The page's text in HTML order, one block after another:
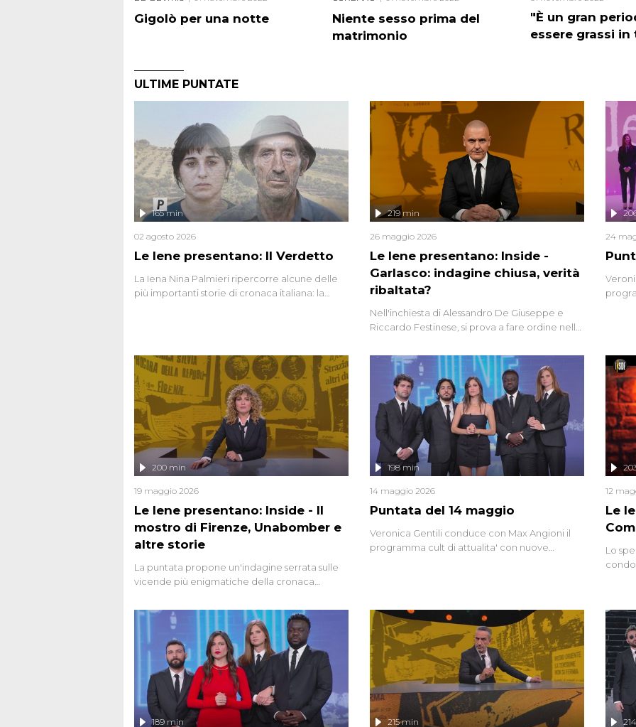
Gigolò per una notte
Niente sesso prima del
matrimonio
"È un gran
essere grassi in
ULTIME PUNTATE
Le Iene presentano: Il Verdetto
165 min
02 agosto 2026
La Iena Nina Palmieri ripercorre alcune delle
più importanti storie di cronaca italiana: la
Le Iene presentano: Inside -
Garlasco: indagine chiusa, verità
ribaltata?
219 min
26 maggio 2026
Nell'inchiesta di Alessandro De Giuseppe e
Riccardo Festinese, si prova a fare ordine nella
continuano a emergere attorno a una delle
vicende giudiziarie più discusse degli ultimi
anni. Lo speciale ricostruisce la vicenda
mettendo in fila testimonianze, errori, dettagli
controversi e i protagonisti di un'indagine che
sembra non avere fine.
24
Le Iene presentano: Inside - Il
mostro di Firenze, Unabomber e
altre storie
200 min
19 maggio 2026
La puntata propone un'indagine serrata sulle
vicende più enigmatiche della cronaca
seriale responsabile di decine di attentati tra
gli anni '90 e il 2000 che, inquietantemente,
potrebbe essere ancora in libertà. Lo speciale
affronta inoltre le zone d'ombra sul Mostro di
Firenze, le cui responsabilità appaiono ancora
oggi avvolte in un groviglio di dubbi mai
chiariti. Nel corso dello speciale anche
l'intervista inedita a Olindo Romano, realizzata
ne...
Puntata del 14 maggio
198 min
14 maggio 2026
Veronica Gentili conduce con Max Angioni il
programma cult di attualita' con nuove
Le
12
Lo
e
189 min 215 min